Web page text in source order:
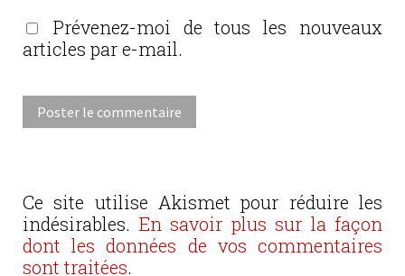
Prévenez-moi de tous les nouveaux
articles par e-mail.
Ce site utilise Akismet pour réduire les
indésirables. En savoir plus sur la façon
dont les données de vos commentaires
sont traitées.